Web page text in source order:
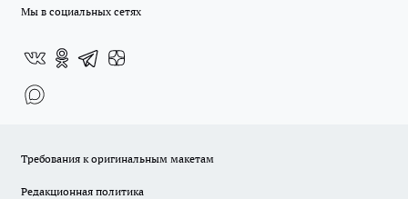
Мы в социальных сетях
Требования к оригинальным макетам
Редакционная политика